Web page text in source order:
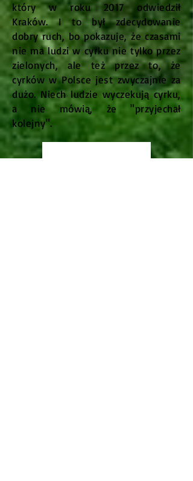
który w roku 2017 odwiedził
Kraków. I to był zdecydowanie
dobry ruch, bo pokazuje, że czasami
nie ma ludzi w cyrku nie tylko przez
zielonych, ale też przez to, że
cyrków w Polsce jest zwyczajnie za
dużo. Niech ludzie wyczekują cyrku,
a nie mówią, że "przyjechał
kolejny".